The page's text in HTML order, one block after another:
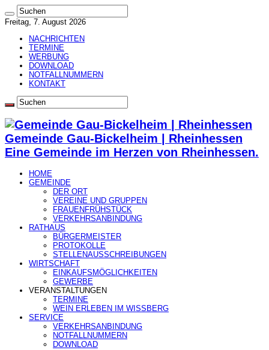
Freitag, 7. August 2026
NACHRICHTEN
TERMINE
WERBUNG
DOWNLOAD
NOTFALLNUMMERN
KONTAKT
Gemeinde Gau-Bickelheim | Rheinhessen
Eine Gemeinde im Herzen von Rheinhessen.
HOME
GEMEINDE
DER ORT
VEREINE UND GRUPPEN
FRAUENFRÜHSTÜCK
VERKEHRSANBINDUNG
RATHAUS
BÜRGERMEISTER
PROTOKOLLE
STELLENAUSSCHREIBUNGEN
WIRTSCHAFT
EINKAUFSMÖGLICHKEITEN
GEWERBE
VERANSTALTUNGEN
TERMINE
WEIN ERLEBEN IM WISSBERG
SERVICE
VERKEHRSANBINDUNG
NOTFALLNUMMERN
DOWNLOAD